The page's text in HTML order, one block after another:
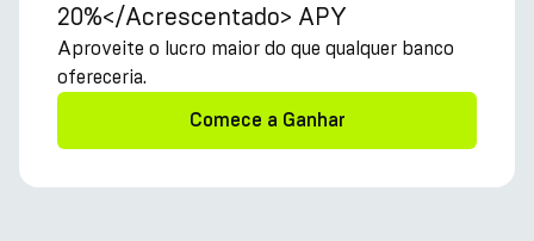
20%</Acrescentado> APY
Aproveite o lucro maior do que qualquer banco
ofereceria.
Comece a Ganhar